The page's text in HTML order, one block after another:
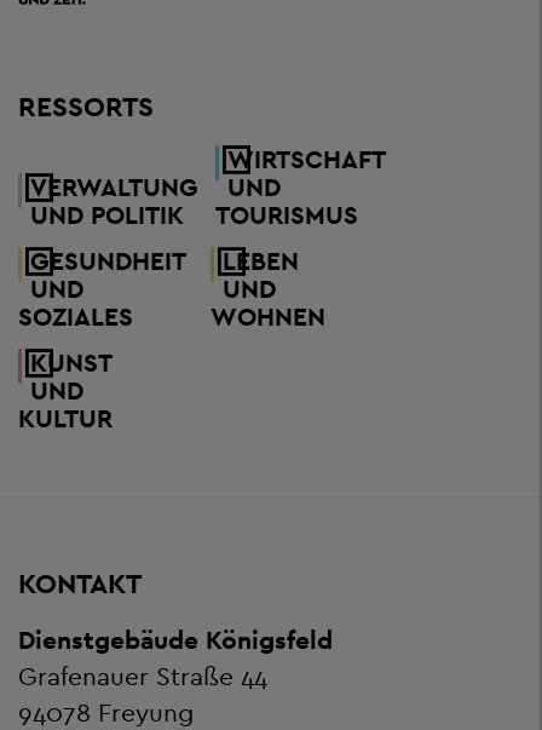
RESSORTS
VERWALTUNG
UND POLITIK
WIRTSCHAFT
UND
TOURISMUS
GESUNDHEIT
UND
SOZIALES
LEBEN
UND
WOHNEN
KUNST
UND
KULTUR
KONTAKT
Dienstgebäude Königsfeld
Grafenauer Straße 44
94078 Freyung